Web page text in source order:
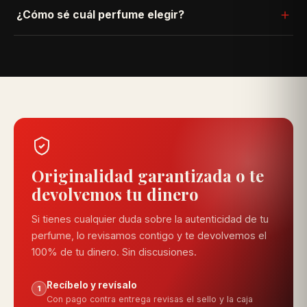
pediste, lo cambiamos sin costo — solo escríbenos por
WhatsApp con tu número de pedido.
¿Cómo sé cuál perfume elegir?
recomendamos las opciones que más se ajustan a ti.
Originalidad garantizada o te
devolvemos tu dinero
Si tienes cualquier duda sobre la autenticidad de tu
perfume, lo revisamos contigo y te devolvemos el
100% de tu dinero. Sin discusiones.
1 Recíbelo y revísalo
Con pago contra entrega revisas el sello y la caja